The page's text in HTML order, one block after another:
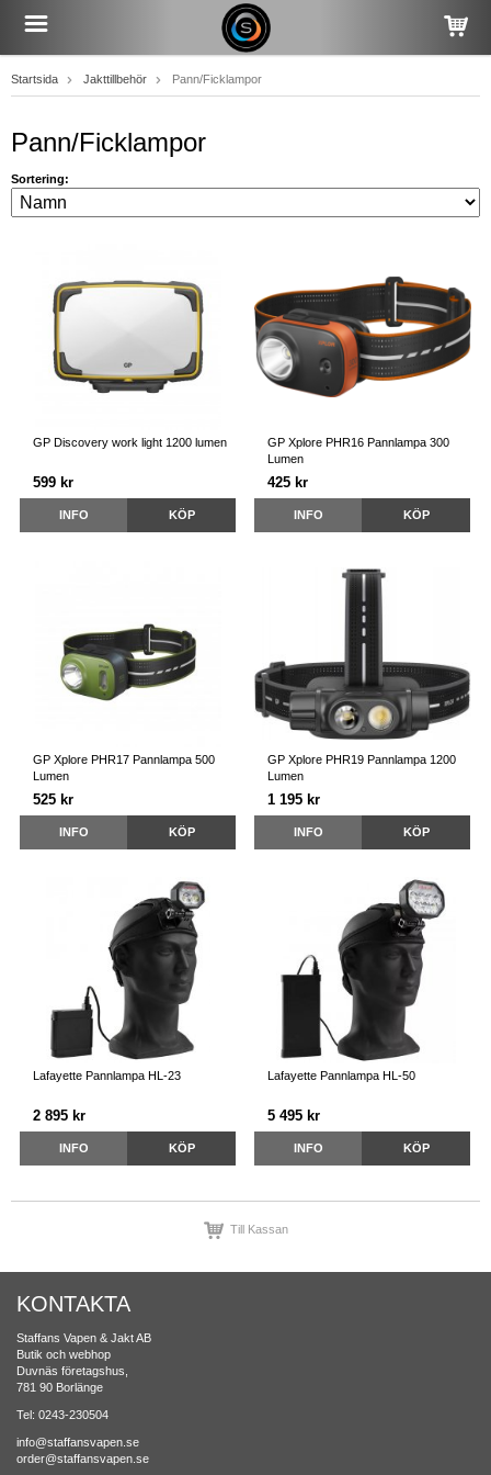
Startsida Jakttillbehör Pann/Ficklampor
Pann/Ficklampor
Sortering:
GP Discovery work light 1200 lumen
599 kr
INFO KÖP
GP Xplore PHR16 Pannlampa 300
Lumen
425 kr
INFO KÖP
GP Xplore PHR17 Pannlampa 500
Lumen
525 kr
INFO KÖP
GP Xplore PHR19 Pannlampa 1200
Lumen
1 195 kr
INFO KÖP
Lafayette Pannlampa HL-23
2 895 kr
INFO KÖP
Lafayette Pannlampa HL-50
5 495 kr
INFO KÖP
Till Kassan
KONTAKTA
Staffans Vapen & Jakt AB
Butik och webhop
Duvnäs företagshus,
781 90 Borlänge
Tel: 0243-230504
info@staffansvapen.se
order@staffansvapen.se